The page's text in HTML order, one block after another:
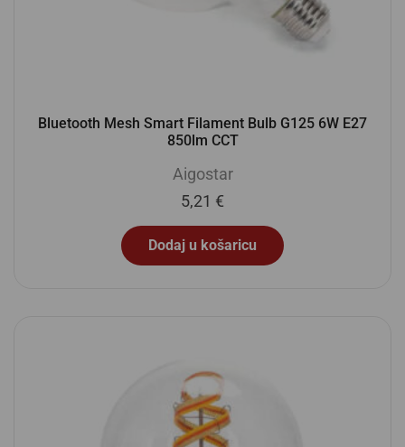
Bluetooth Mesh Smart Filament Bulb G125 6W E27
850lm CCT
Aigostar
5,21 €
Dodaj u košaricu